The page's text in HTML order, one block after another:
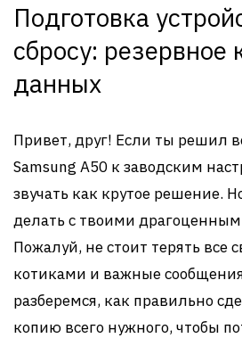
Подготовка
сбросу: резервное
данных
Привет, друг! Если ты решил
Samsung A50 к заводским
звучать как крутое решение.
делать с твоими
Пожалуй, не стоит терять все
котиками и важные
разберемся, как правильно
копию всего нужного, чтобы